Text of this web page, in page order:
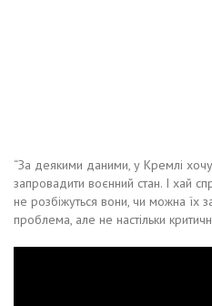
“За деякими даними, у Кремлі
запровадити воєнний стан. І хай
не розбіжуться вони, чи можна їх
проблема, але не настільки